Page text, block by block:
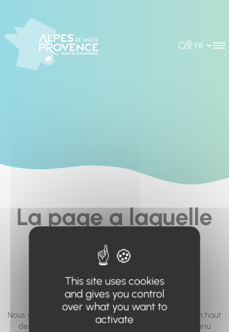
Rechercher
Choisir la
La page a laquelle
vous cherchez à
accéder n'existe
pas... ou plus.
Nous vous invitons à utiliser le moteur de recherche en haut
de page, ou à utiliser le menu pour trouver le contenu
This site uses cookies
and gives you control
over what you want to
activate